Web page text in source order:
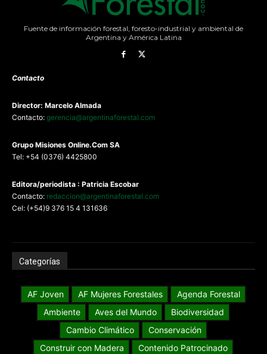
Fuente de información forestal, foresto-industrial y ambiental de
Argentina y América Latina
Contacto
Director: Marcelo Almada
Contacto: gerencia@argentinaforestal.com
Grupo Misiones Online.Com SA
Tel: +54 (0376) 4425800
Editora/periodista : Patricia Escobar
Contacto: redaccion@argentinaforestal.com
Cel: (+54)9 376 15 4 131636
Categorías
AF Joven AF Mujeres Forestales
Agenda Forestal
Ambiente
Aves del Mundo
Biodiversidad
Cambio Climático
Conservación
Construir con Madera
Contenido Patrocinado